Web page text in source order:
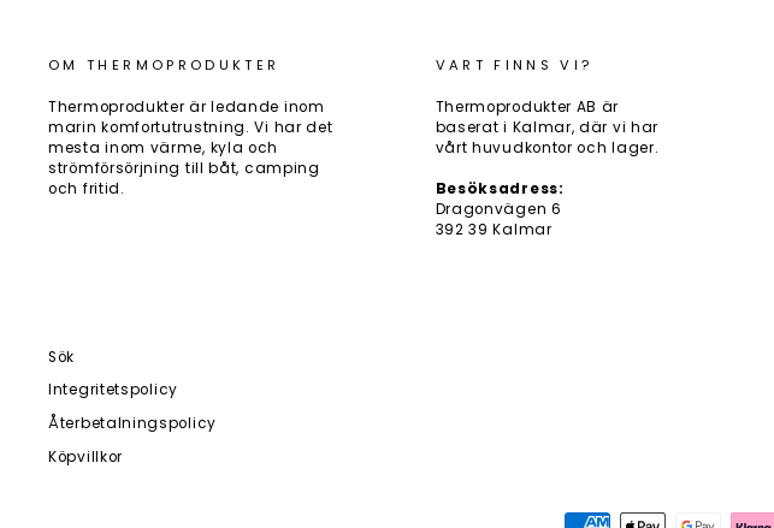
OM THERMOPRODUKTER
Thermoprodukter är ledande inom
marin komfortutrustning. Vi har det
mesta inom värme, kyla och
strömförsörjning till båt, camping
och fritid.
VART FINNS VI?
Thermoprodukter AB är
baserat i Kalmar, där vi har
vårt huvudkontor och lager.
Besöksadress:
Dragonvägen 6
392 39 Kalmar
Sök
Integritetspolicy
Återbetalningspolicy
Köpvillkor